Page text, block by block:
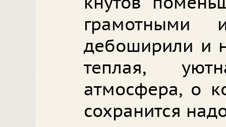
грамотными
дебоширили и
теплая,
атмосфера, о
сохранится